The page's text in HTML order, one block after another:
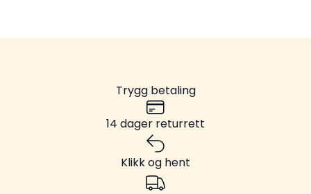
Trygg betaling
14 dager returrett
Klikk og hent